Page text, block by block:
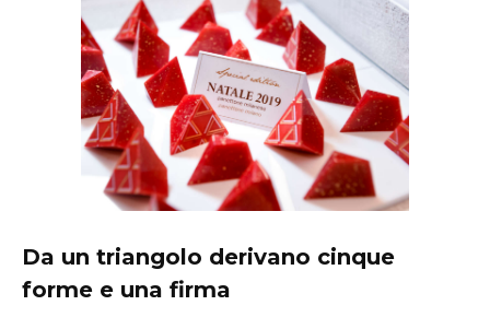
Da un triangolo derivano cinque
forme e una firma